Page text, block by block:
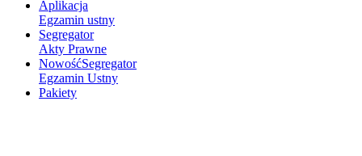
Aplikacja
Egzamin ustny
Segregator
Akty Prawne
NowośćSegregator
Egzamin Ustny
Pakiety